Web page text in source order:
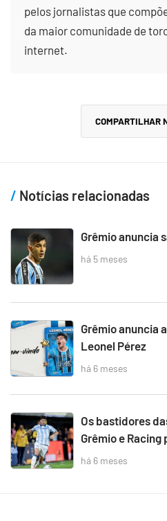
pelos jornalistas que
da maior comunidade de
internet.
COMPARTILHAR
Notícias relacionadas
Grêmio anuncia
há 5 meses
Grêmio anuncia
Leonel Pérez
há 6 meses
Os bastidores
Grêmio e Racing
há 6 meses